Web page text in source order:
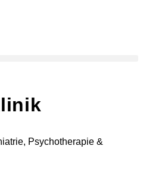
Psychotherapie &